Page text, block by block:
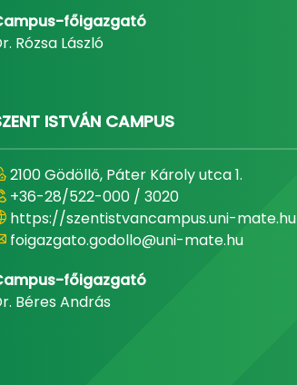
főigazgató
Rózsa László
ISTVÁN CAMPUS
2100 Gödöllő, Páter Károly utca 1.
+36-28/522-000 / 3020
https://szentistvancampus.uni-mate.hu
foigazgato.godollo@uni-mate.hu
főigazgató
Béres András